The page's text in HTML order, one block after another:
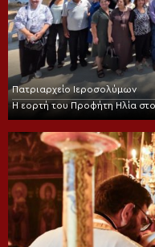
Πατριαρχείο Ιεροσολύμων
Η εορτή του Προφήτη Ηλία